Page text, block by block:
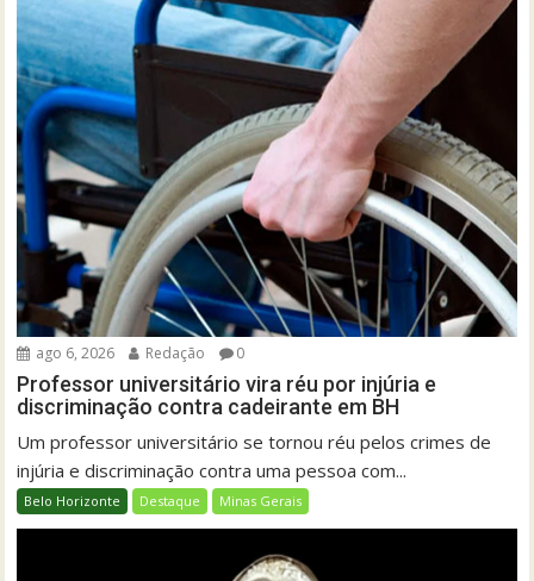
ago 6, 2026 Redação 0
Professor universitário vira réu por injúria e
discriminação contra cadeirante em BH
Um professor universitário se tornou réu pelos crimes de
injúria e discriminação contra uma pessoa com...
Belo Horizonte Destaque Minas Gerais